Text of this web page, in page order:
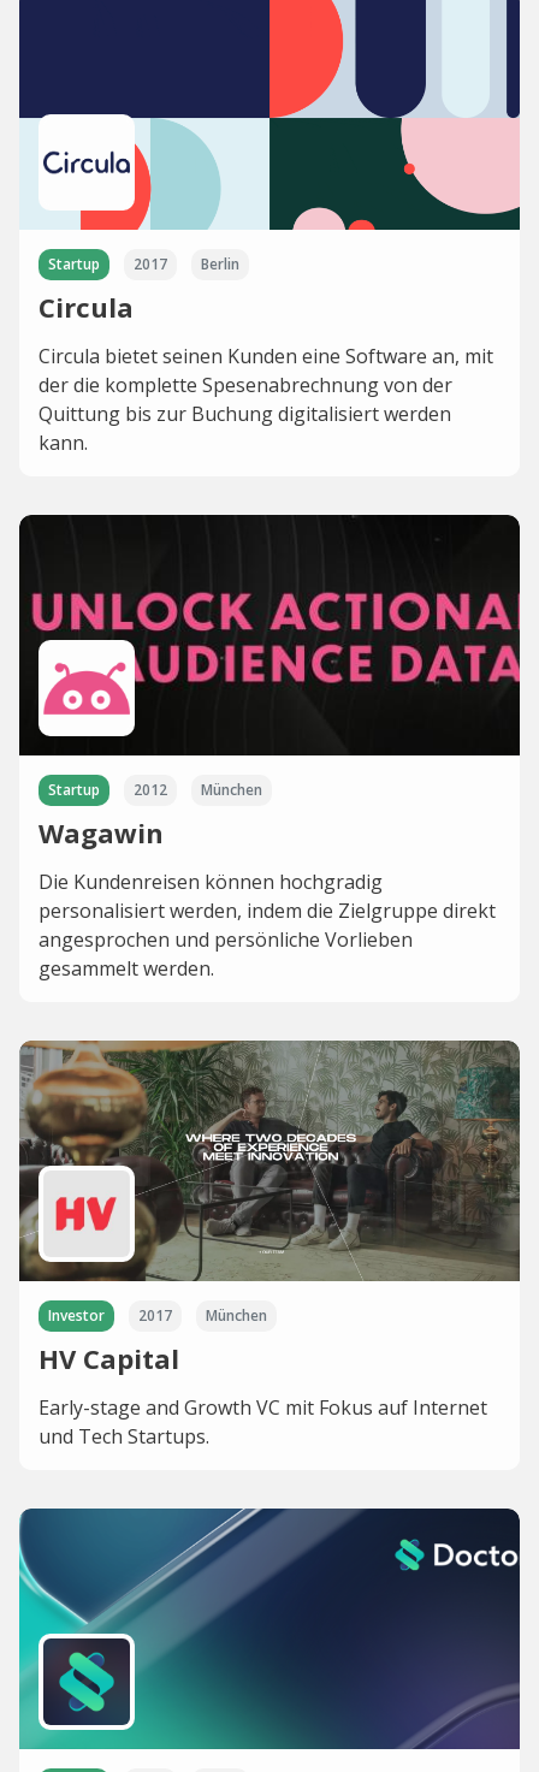
Startup 2017 Berlin
Circula
Circula bietet seinen Kunden eine Software an, mit
der die komplette Spesenabrechnung von der
Quittung bis zur Buchung digitalisiert werden
kann.
Startup 2012 München
Wagawin
Die Kundenreisen können hochgradig
personalisiert werden, indem die Zielgruppe direkt
angesprochen und persönliche Vorlieben
gesammelt werden.
Investor 2017 München
HV Capital
Early-stage and Growth VC mit Fokus auf Internet
und Tech Startups.